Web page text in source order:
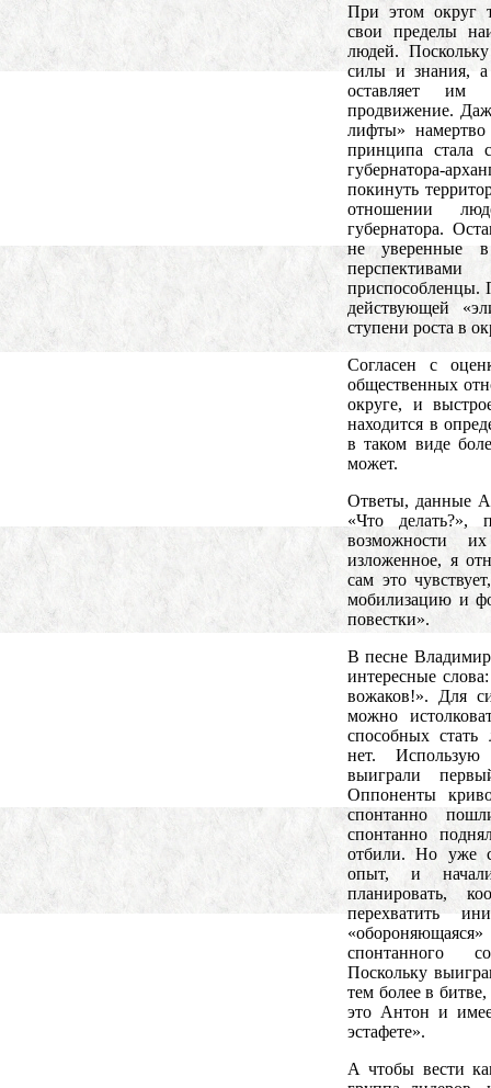
При этом округ
свои пределы
людей.
силы и знания, а
оставляет им
продвижение.
лифты» намертво
принципа стала
губернатора-
покинуть
отношении
губернатора.
не уверенные
приспособленцы.
действующей
ступени роста в
Согласен с
общественных
округе, и
находится в
в таком виде
может.
Ответы, данные
«Что
возможности
изложенное, я
сам это
мобилизацию и
повестки».
В песне
интересные
вожаков!». Для
можно
способных стать
нет.
выиграли
Оппоненты
спонтанно
спонтанно
отбили. Но уже
опыт, и начали
планировать,
перехватить
спонтанного
Поскольку
тем более в
это Антон и
эстафете».
А чтобы вести